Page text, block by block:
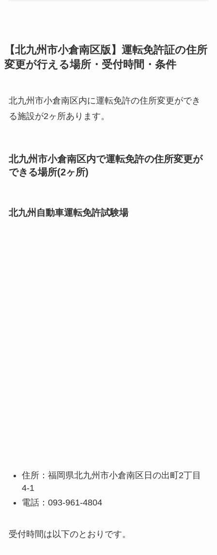
【北九州市小倉南区版】運転免許証の住所
変更が行える場所・受付時間・条件
北九州市小倉南区内に運転免許の住所変更ができ
る施設が2ヶ所あります。
北九州市小倉南区内で運転免許の住所変更が
できる場所(2ヶ所)
北九州自動車運転免許試験場
住所：福岡県北九州市小倉南区日の出町2丁目
4-1
電話：093-961-4804
受付時間は以下のとおりです。